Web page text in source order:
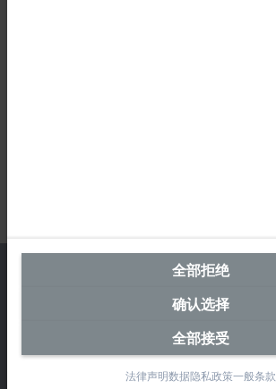
毕孚自动化设备贸易(上海)有限公司
市北智汇园4号楼
全部拒绝
确认选择
全部接受
法律声明数据隐私政策一般条款